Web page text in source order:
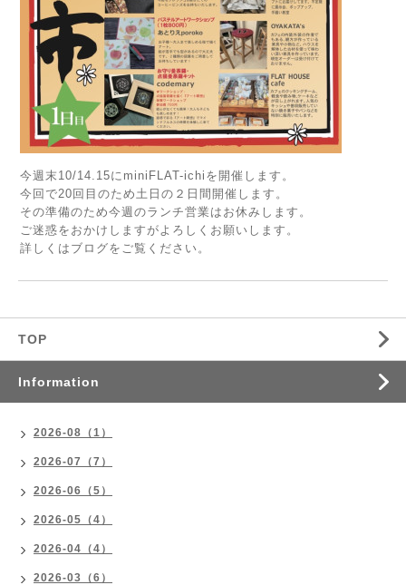
今週末10/14.15にminiFLAT-ichiを開催します。
今回で20回目のため土日の２日間開催します。
その準備のため今週のランチ営業はお休みします。
ご迷惑をおかけしますがよろしくお願いします。
詳しくはブログをご覧ください。
TOP
Information
2026-08（1）
2026-07（7）
2026-06（5）
2026-05（4）
2026-04（4）
2026-03（6）